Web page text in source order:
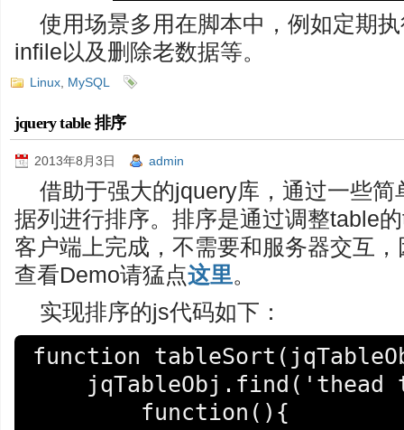
使用场景多用在脚本中，例如定期
infile以及删除老数据等。
Linux MySQL
jquery table 排序
2013年8月3日 admin
借助于强大的jquery库，通过一些
据列进行排序。排序是通过调整table
客户端上完成，不需要和服务器交互
查看Demo请猛点这里。
实现排序的js代码如下：
function